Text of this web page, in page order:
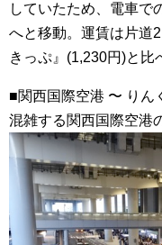
していたため、電車で
へと移動。運賃は片道
きっぷ』(1,230円)と比
■関西国際空港 〜 りん
混雑する関西国際空港